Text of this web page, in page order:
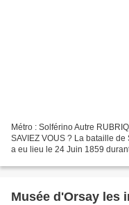
Métro : Solférino Autre
SAVIEZ VOUS ? La bataille
a eu lieu le 24 Juin 1859
Musée d'Orsay les